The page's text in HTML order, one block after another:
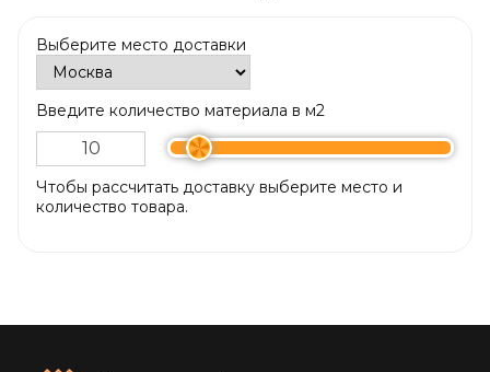
Выберите место доставки
Введите количество материала в м2
Чтобы рассчитать доставку выберите место и
количество товара.